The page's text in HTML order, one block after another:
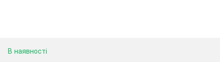
В наявності